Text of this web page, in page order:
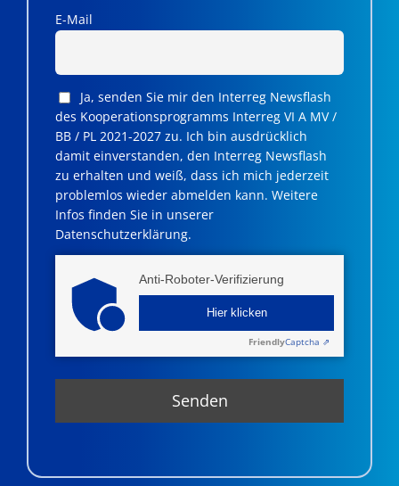
E-Mail
Ja, senden Sie mir den Interreg Newsflash
des Kooperationsprogramms Interreg VI A MV /
BB / PL 2021-2027 zu. Ich bin ausdrücklich
damit einverstanden, den Interreg Newsflash
zu erhalten und weiß, dass ich mich jederzeit
problemlos wieder abmelden kann. Weitere
Infos finden Sie in unserer
Datenschutzerklärung.
Anti-Roboter-Verifizierung
Hier klicken
FriendlyCaptcha ⇗